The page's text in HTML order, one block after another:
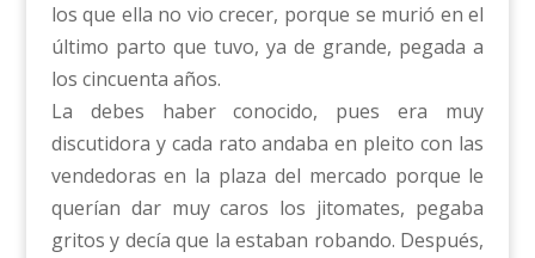
los que ella no vio crecer, porque se murió en el
último parto que tuvo, ya de grande, pegada a
los cincuenta años.
La debes haber conocido, pues era muy
discutidora y cada rato andaba en pleito con las
vendedoras en la plaza del mercado porque le
querían dar muy caros los jitomates, pegaba
gritos y decía que la estaban robando. Después,